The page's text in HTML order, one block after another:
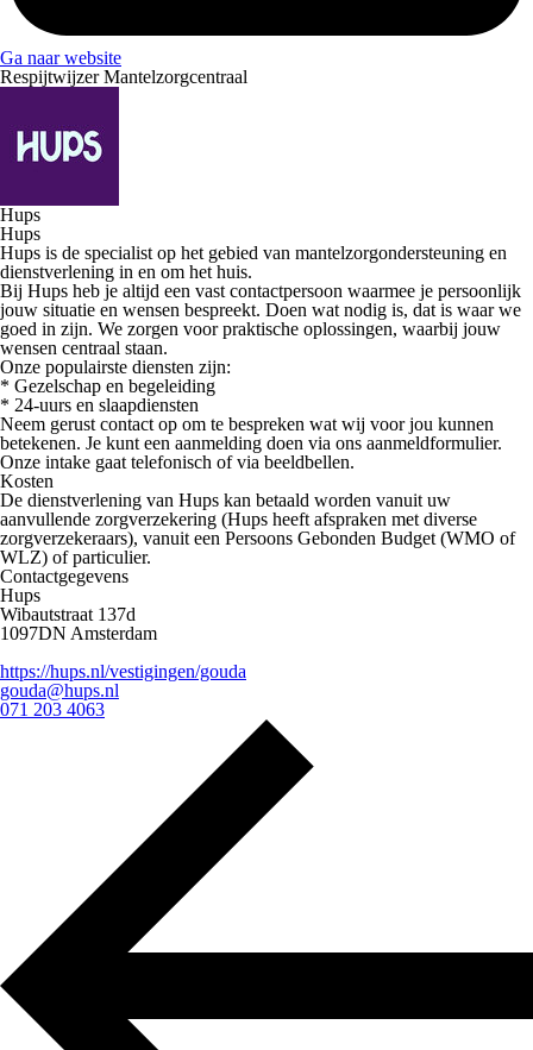
Ga naar website
Respijtwijzer Mantelzorgcentraal
Hups
Hups
Hups is de specialist op het gebied van mantelzorgondersteuning en
dienstverlening in en om het huis.
Bij Hups heb je altijd een vast contactpersoon waarmee je persoonlijk
jouw situatie en wensen bespreekt. Doen wat nodig is, dat is waar we
goed in zijn. We zorgen voor praktische oplossingen, waarbij jouw
wensen centraal staan.
Onze populairste diensten zijn:
* Gezelschap en begeleiding
* 24-uurs en slaapdiensten
Neem gerust contact op om te bespreken wat wij voor jou kunnen
betekenen. Je kunt een aanmelding doen via ons aanmeldformulier.
Onze intake gaat telefonisch of via beeldbellen.
Kosten
De dienstverlening van Hups kan betaald worden vanuit uw
aanvullende zorgverzekering (Hups heeft afspraken met diverse
zorgverzekeraars), vanuit een Persoons Gebonden Budget (WMO of
WLZ) of particulier.
Contactgegevens
Hups
Wibautstraat 137d
1097DN Amsterdam
https://hups.nl/vestigingen/gouda
gouda@hups.nl
071 203 4063